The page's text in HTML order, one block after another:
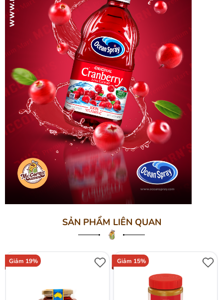
SẢN PHẨM LIÊN QUAN
Giảm 19% Giảm 15%